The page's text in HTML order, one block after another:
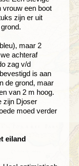
vrouw een boot
zijn er uit
maar 2
achteraf
zag v/d
is aan
de grond, maar
van 2 m hoog.
zijn Djoser
moed verder
eiland